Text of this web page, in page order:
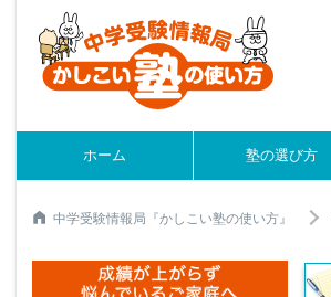
ホーム 塾の選び方
中学受験情報局『かしこい塾の使い方』